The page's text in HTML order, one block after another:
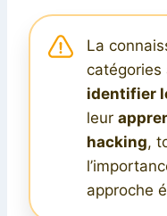
La
catégories
identifier
leur
hacking,
approche